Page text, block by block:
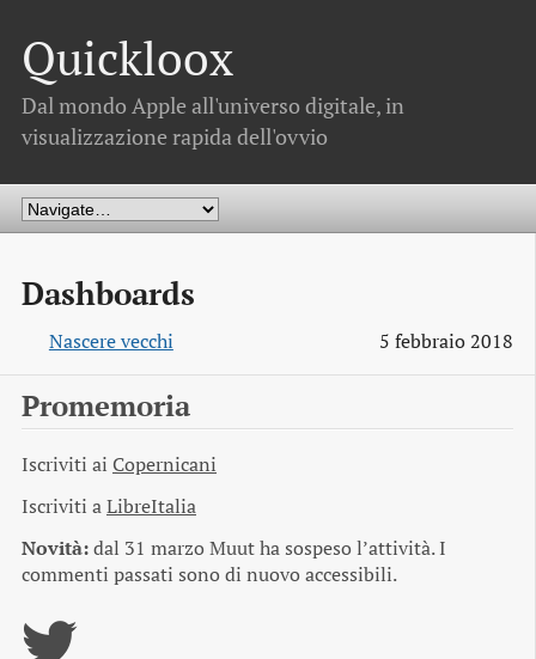
Quickloox
Dal mondo Apple all'universo digitale, in
visualizzazione rapida dell'ovvio
Dashboards
Nascere vecchi 5 febbraio 2018
Promemoria
Iscriviti ai Copernicani
Iscriviti aLibreItalia
Novità:dal 31 marzo Muut ha sospeso l’attività. I
commenti passati sono di nuovo accessibili.